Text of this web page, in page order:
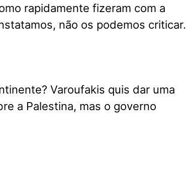
rapidamente fizeram com a
não os podemos criticar.
Varoufakis quis dar uma
a Palestina, mas o governo